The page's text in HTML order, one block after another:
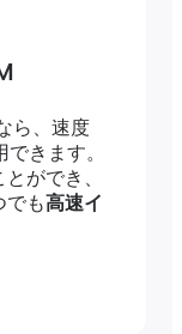
ら、速度
できます。
ができ、
でも高速イ